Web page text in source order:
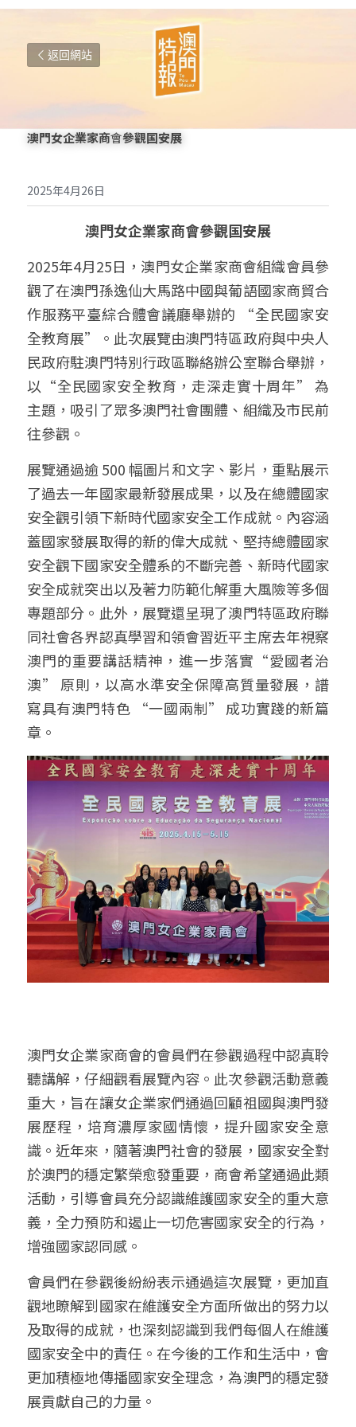
返回網站
澳門女企業家商會參觀国安展
2025年4月26日
澳門女企業家商會參觀国安展
2025年4月25日，澳門女企業家商會組織會員參
觀了在澳門孫逸仙大馬路中國與葡語國家商貿合
作服務平臺綜合體會議廳舉辦的 “全民國家安
全教育展”。此次展覽由澳門特區政府與中央人
民政府駐澳門特別行政區聯絡辦公室聯合舉辦，
以“全民國家安全教育，走深走實十周年” 為
主題，吸引了眾多澳門社會團體、組織及市民前
往參觀。​
展覽通過逾 500 幅圖片和文字、影片，重點展示
了過去一年國家最新發展成果，以及在總體國家
安全觀引領下新時代國家安全工作成就。內容涵
蓋國家發展取得的新的偉大成就、堅持總體國家
安全觀下國家安全體系的不斷完善、新時代國家
安全成就突出以及著力防範化解重大風險等多個
專題部分。此外，展覽還呈現了澳門特區政府聯
同社會各界認真學習和領會習近平主席去年視察
澳門的重要講話精神，進一步落實“愛國者治
澳” 原則，以高水準安全保障高質量發展，譜
寫具有澳門特色 “一國兩制” 成功實踐的新篇
章。​
澳門女企業家商會的會員們在參觀過程中認真聆
聽講解，仔細觀看展覽內容。此次參觀活動意義
重大，旨在讓女企業家們通過回顧祖國與澳門發
展歷程，培育濃厚家國情懷，提升國家安全意
識。近年來，隨著澳門社會的發展，國家安全對
於澳門的穩定繁榮愈發重要，商會希望通過此類
活動，引導會員充分認識維護國家安全的重大意
義，全力預防和遏止一切危害國家安全的行為，
增強國家認同感。​
會員們在參觀後紛紛表示通過這次展覽，更加直
觀地瞭解到國家在維護安全方面所做出的努力以
及取得的成就，也深刻認識到我們每個人在維護
國家安全中的責任。在今後的工作和生活中，會
更加積極地傳播國家安全理念，為澳門的穩定發
展貢獻自己的力量。